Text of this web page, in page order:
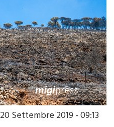
20 Settembre 2019 - 09:13